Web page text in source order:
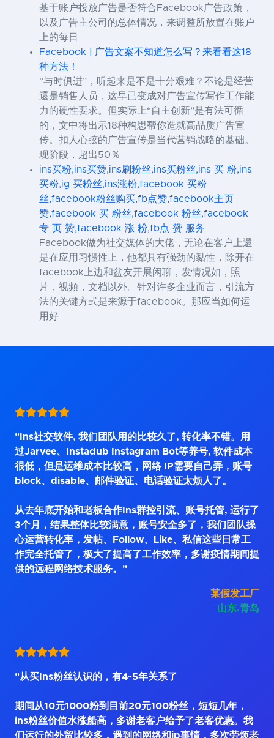
基于账户投放广告是否符合Facebook广告政策，
以及广告主公司的总体情况，来调整所放置在账户
上的每日
Facebook | 广告文案不知道怎么写？来看看这18
种方法！
“与时俱进”，听起来是不是十分艰难？不论是经营
還是销售人员，这早已变成对广告宣传写作工作能
力的硬性要求。但实际上“自主创新”是有法可循
的，文中将出示18种构思帮你造就高品质广告宣
传。扣人心弦的广告宣传是当代营销战略的基础。
现阶段，超出50％
ins买粉,ins买赞,ins刷粉丝,ins买粉丝,ins 买 粉,ins
买粉,ig 买粉丝,ins涨粉,facebook 买粉
丝,facebook粉丝购买,fb点赞,facebook主页
赞,facebook 买 粉丝,facebook 粉丝,facebook
专 页 赞,facebook 涨 粉,fb点 赞 服务
Facebook做为社交媒体的大佬，无论在客户上還
是在应用习惯性上，他都具有强劲的黏性，除开在
facebook上边和盆友开展闲聊，发情况如，照
片，视頻，文档以外。针对许多企业而言，引流方
法的关键方式是来源于facebook。那应当如何运
用好
"Ins社交软件, 我们团队用的比较久了, 转化率不错。用
过Jarvee、Instadub Instagram Bot等养号, 软件成本
很低，但是运维成本比较高，网络 IP需要自己弄，账号
block、disable、邮件验证、电话验证太烦人了。
从去年底开始和老板合作Ins群控引流、账号托管, 运行了
3个月，结果整体比较满意，账号安全多了，我们团队操
心运营转化率，发帖、Follow、Like、私信这些日常工
作完全托管了，极大了提高了工作效率，多谢疫情期间提
供的远程网络技术服务。"
某假发工厂
山东.青岛
"从买Ins粉丝认识的，有4~5年关系了
期间从10元1000粉到目前20元100粉丝，短短几年，
ins粉丝价值水涨船高，多谢老客户给予了老客优惠。我
们运行的外贸比较多，遇到的网络和ip事情，多次劳烦老